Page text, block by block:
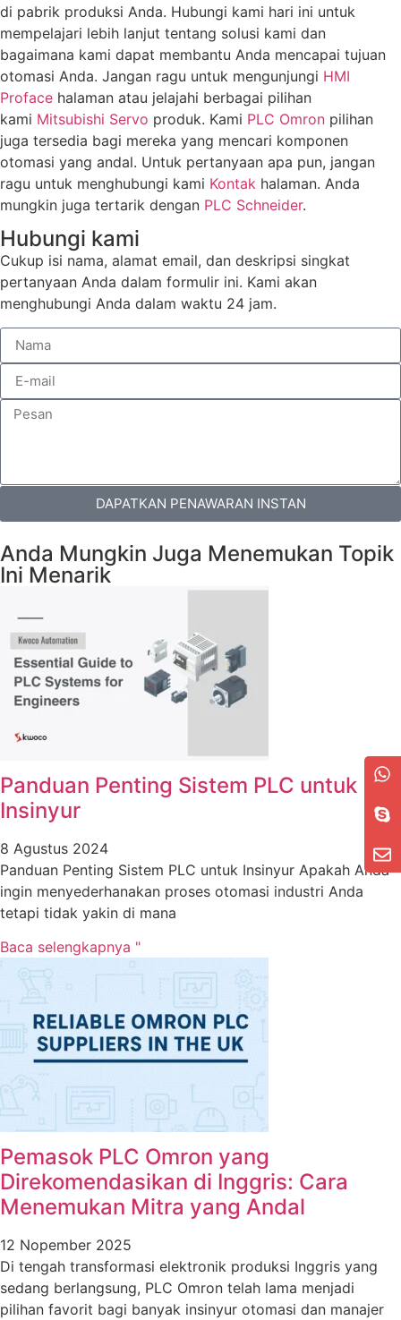
di pabrik produksi Anda. Hubungi kami hari ini untuk
mempelajari lebih lanjut tentang solusi kami dan
bagaimana kami dapat membantu Anda mencapai tujuan
otomasi Anda. Jangan ragu untuk mengunjungi HMI
Proface halaman atau jelajahi berbagai pilihan
kami Mitsubishi Servo produk. Kami PLC Omron pilihan
juga tersedia bagi mereka yang mencari komponen
otomasi yang andal. Untuk pertanyaan apa pun, jangan
ragu untuk menghubungi kami Kontak halaman. Anda
mungkin juga tertarik dengan PLC Schneider.
Hubungi kami
Cukup isi nama, alamat email, dan deskripsi singkat
pertanyaan Anda dalam formulir ini. Kami akan
menghubungi Anda dalam waktu 24 jam.
DAPATKAN PENAWARAN INSTAN
Anda Mungkin Juga Menemukan Topik
Ini Menarik
Panduan Penting Sistem PLC untuk
Insinyur
8 Agustus 2024
Panduan Penting Sistem PLC untuk Insinyur Apakah Anda
ingin menyederhanakan proses otomasi industri Anda
tetapi tidak yakin di mana
Baca selengkapnya "
Pemasok PLC Omron yang
Direkomendasikan di Inggris: Cara
Menemukan Mitra yang Andal
12 Nopember 2025
Di tengah transformasi elektronik produksi Inggris yang
sedang berlangsung, PLC Omron telah lama menjadi
pilihan favorit bagi banyak insinyur otomasi dan manajer